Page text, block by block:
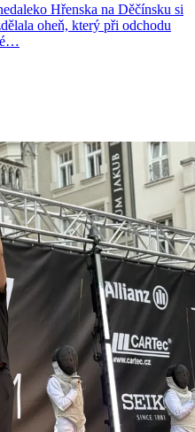
Hřenska na Děčínsku si
oheň, který při odchodu